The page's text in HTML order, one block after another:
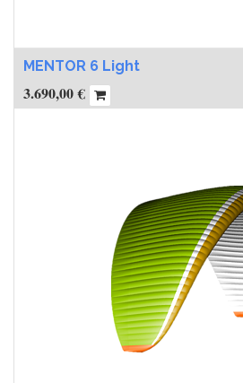
MENTOR 6 Light
3.690,00€